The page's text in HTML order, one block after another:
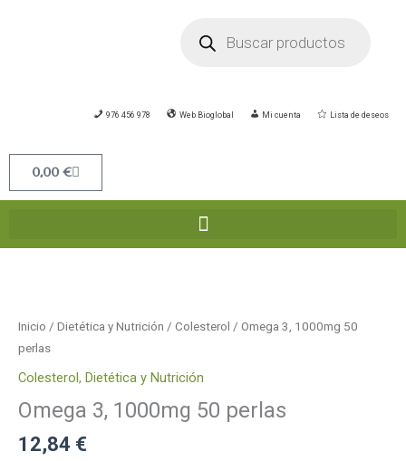
productos
976 456 978 Web Bioglobal Mi cuenta Lista de deseos
0,00 €Carrito
Inicio / Dietética y Nutrición / Colesterol / Omega 3, 1000mg 50
perlas
Colesterol , Dietética y Nutrición
Omega 3, 1000mg 50 perlas
12,84 €
1000mg
50
cantidad